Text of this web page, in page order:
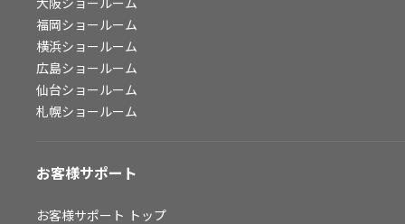
大阪ショールーム
福岡ショールーム
横浜ショールーム
広島ショールーム
仙台ショールーム
札幌ショールーム
お客様サポート
お客様サポート トップ